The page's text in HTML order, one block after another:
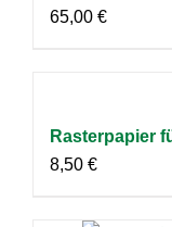
65,00 €
Rasterpapier
8,50 €